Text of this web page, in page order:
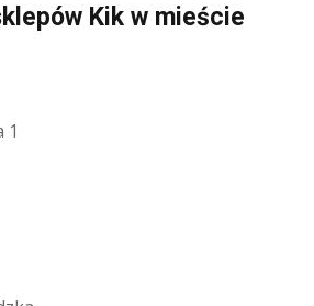
Kik w mieście
1